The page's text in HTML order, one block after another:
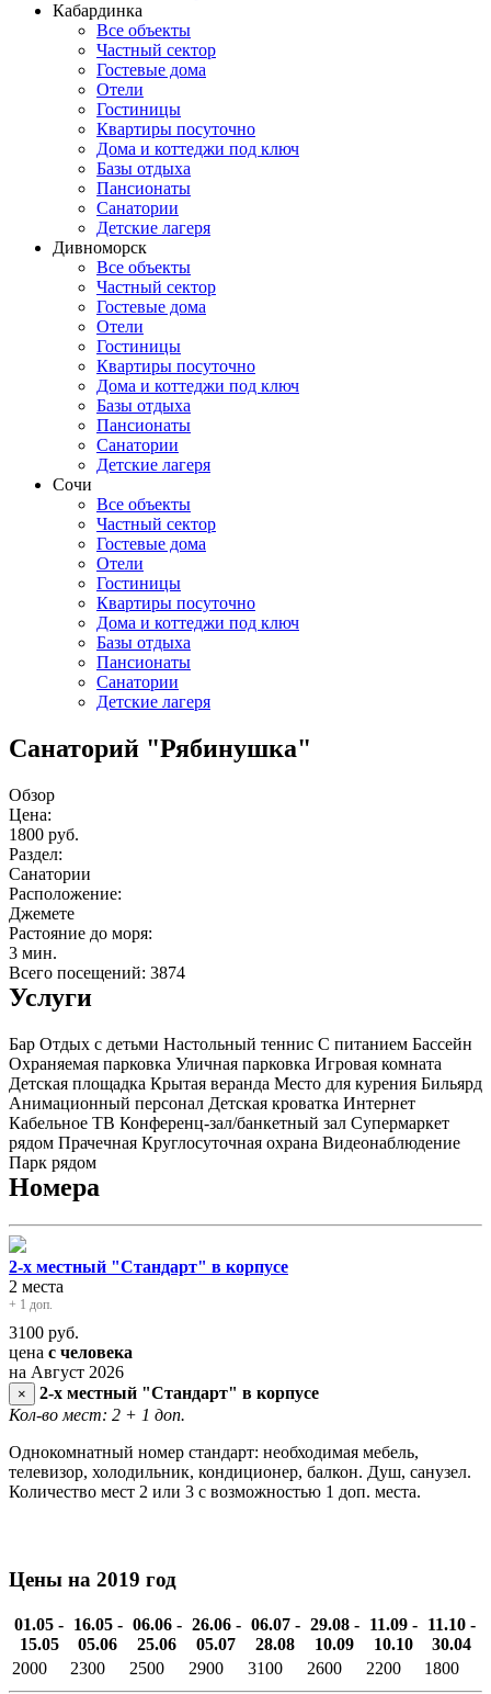
Кабардинка
Все объекты
Частный сектор
Гостевые дома
Отели
Гостиницы
Квартиры посуточно
Дома и коттеджи под ключ
Базы отдыха
Пансионаты
Санатории
Детские лагеря
Дивноморск
Все объекты
Частный сектор
Гостевые дома
Отели
Гостиницы
Квартиры посуточно
Дома и коттеджи под ключ
Базы отдыха
Пансионаты
Санатории
Детские лагеря
Сочи
Все объекты
Частный сектор
Гостевые дома
Отели
Гостиницы
Квартиры посуточно
Дома и коттеджи под ключ
Базы отдыха
Пансионаты
Санатории
Детские лагеря
Санаторий "Рябинушка"
Обзор
Цена:
1800 руб.
Раздел:
Санатории
Расположение:
Джемете
Растояние до моря:
3 мин.
Всего посещений: 3874
Услуги
Бар Отдых с детьми Настольный теннис С питанием Бассейн
Охраняемая парковка Уличная парковка Игровая комната
Детская площадка Крытая веранда Место для курения Бильярд
Анимационный персонал Детская кроватка Интернет
Кабельное ТВ Конференц-зал/банкетный зал Супермаркет
рядом Прачечная Круглосуточная охрана Видеонаблюдение
Парк рядом
Номера
2-х местный "Стандарт" в корпусе
2 места
+ 1 доп.
3100 руб.
цена с человека
на Август 2026
×
2-х местный "Стандарт" в корпусе
Кол-во мест: 2 + 1 доп.
Однокомнатный номер стандарт: необходимая мебель,
телевизор, холодильник, кондиционер, балкон. Душ, санузел.
Количество мест 2 или 3 с возможностью 1 доп. места.
Цены на 2019 год
01.05 -
15.05
16.05 -
05.06
06.06 -
25.06
26.06 -
05.07
06.07 -
28.08
29.08 -
10.09
11.09 -
10.10
11.10 -
30.04
2000
2300 2500 2900 3100 2600 2200 1800